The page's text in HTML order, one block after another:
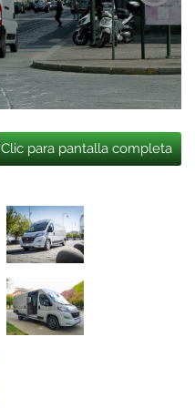
Clic para pantalla completa